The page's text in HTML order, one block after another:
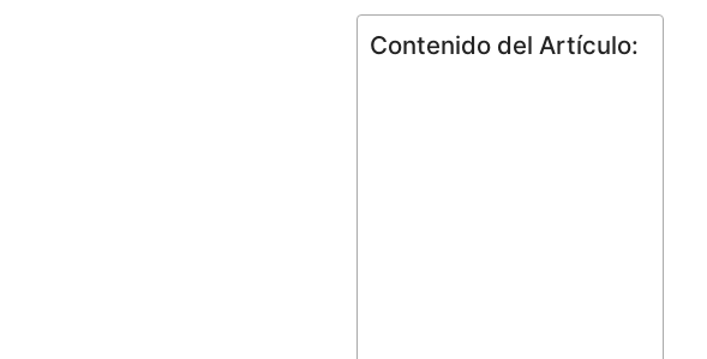
Contenido del Artículo: